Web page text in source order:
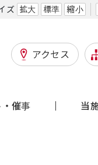
ズ 拡大 標準 縮小
アクセス
催事 当